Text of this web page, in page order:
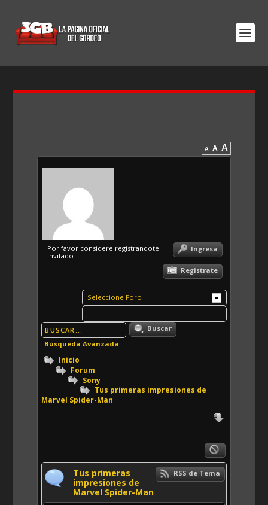
A A A
Por favor considere registrandote
invitado
Ingresa
Registrate
Seleccione Foro
Buscar
Búsqueda Avanzada
Inicio
Forum
Sony
Tus primeras impresiones de
Marvel Spider-Man
RSS de Tema
Tus primeras
impresiones de
Marvel Spider-Man